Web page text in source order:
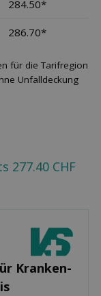
284.50*
286.70*
für die Tarifregion
Unfalldeckung
277.40 CHF
Kranken­